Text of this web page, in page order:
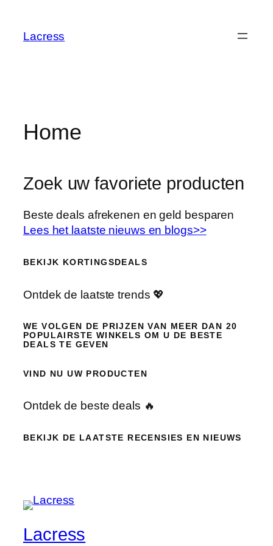
content
Lacress
Home
Zoek uw favoriete producten
Beste deals afrekenen en geld besparen
Lees het laatste nieuws en blogs>>
BEKIJK KORTINGSDEALS
Ontdek de laatste trends 💖
WE VOLGEN DE PRIJZEN VAN MEER DAN 20
POPULAIRSTE WINKELS OM U DE BESTE
DEALS TE GEVEN
VIND NU UW PRODUCTEN
Ontdek de beste deals 🔥
BEKIJK DE LAATSTE RECENSIES EN NIEUWS
Lacress